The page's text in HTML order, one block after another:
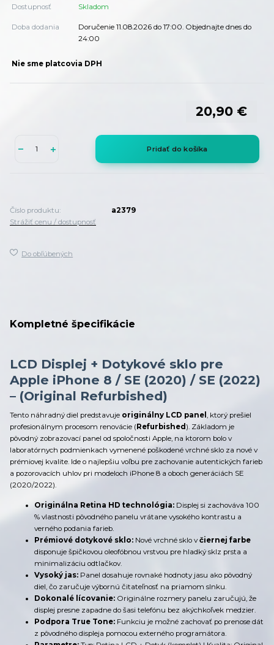
Dostupnosť Skladom
Doba dodania
Doručenie 11.08.2026 do 17:00. Objednajte dnes do
24:00
Nie sme platcovia DPH
20,90 €
Pridať do košíka
Číslo produktu:
a2379
Strážiť cenu / dostupnosť
Do obľúbených
Kompletné špecifikácie
LCD Displej + Dotykové sklo pre
Apple iPhone 8 / SE (2020) / SE (2022)
– (Original Refurbished)
Tento náhradný diel predstavuje originálny LCD panel , ktorý prešiel
profesionálnym procesom renovácie ( Refurbished ). Základom je
pôvodný zobrazovací panel od spoločnosti Apple, na ktorom bolo v
laboratórnych podmienkach vymenené poškodené vrchné sklo za nové v
prémiovej kvalite. Ide o najlepšiu voľbu pre zachovanie autentických farieb
a pozorovacích uhlov pri modeloch iPhone 8 a oboch generáciách SE
(2020/2022).
Originálna Retina HD technológia: Displej si zachováva 100
% vlastnosti pôvodného panelu vrátane vysokého kontrastu a
verného podania farieb.
Prémiové dotykové sklo: Nové vrchné sklo včiernej farbe
disponuje špičkovou oleofóbnou vrstvou pre hladký sklz prsta a
minimalizáciu odtlačkov.
Vysoký jas: Panel dosahuje rovnaké hodnoty jasu ako pôvodný
diel, čo zaručuje výbornú čitateľnosť na priamom slnku.
Dokonalé lícovanie: Originálne rozmery panelu zaručujú, že
displej presne zapadne do šasi telefónu bez akýchkoľvek medzier.
Podpora True Tone: Funkciu je možné zachovať po prenose dát
z pôvodného displeja pomocou externého programátora.